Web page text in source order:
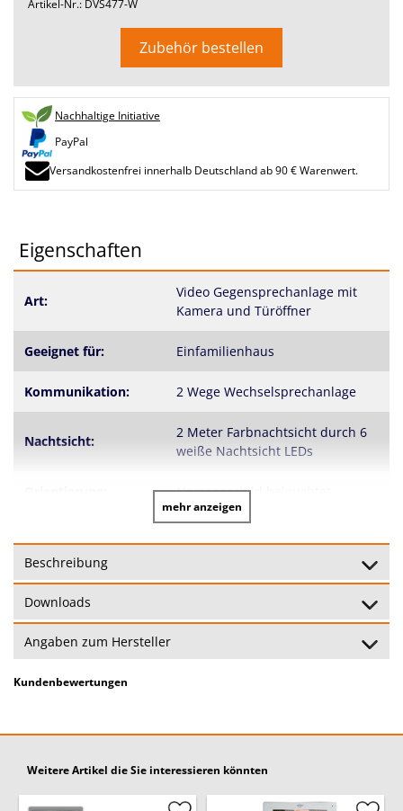
Artikel-Nr.: DVS477-W
Zubehör bestellen
Nachhaltige Initiative
PayPal
Versandkostenfrei innerhalb Deutschland ab 90 € Warenwert.
Eigenschaften
Art:
Video Gegensprechanlage mit
Kamera und Türöffner
Geeignet für: Einfamilienhaus
Kommunikation: 2 Wege Wechselsprechanlage
Nachtsicht:
2 Meter Farbnachtsicht durch 6
weiße Nachtsicht LEDs
Namensschild beleuchtet
Klingeltonlautstärke:
Monitor:
Inneneinheit:
Tiefe: 1,7 cm
Art: Aufputz, Material:
Aluminium, Farbe: Silber
mehr anzeigen
Beschreibung
Downloads
Angaben zum Hersteller
Kundenbewertungen
Weitere Artikel die Sie interessieren könnten